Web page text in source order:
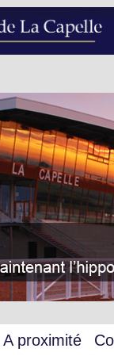
A proximité